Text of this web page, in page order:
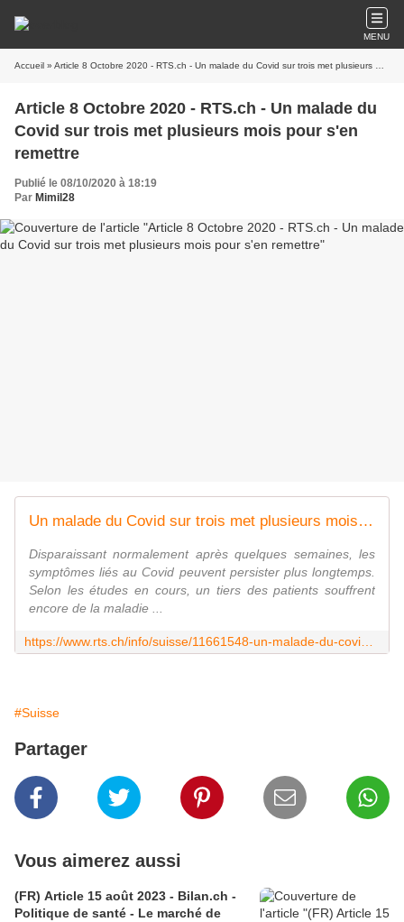
MENU
Accueil » Article 8 Octobre 2020 - RTS.ch - Un malade du Covid sur trois met plusieurs mois pour s'en remettre
Article 8 Octobre 2020 - RTS.ch - Un malade du
Covid sur trois met plusieurs mois pour s'en
remettre
Publié le 08/10/2020 à 18:19
Par Mimil28
Un malade du Covid sur trois met plusieurs mois pour s'en remettre
Disparaissant normalement après quelques semaines, les
symptômes liés au Covid peuvent persister plus longtemps.
Selon les études en cours, un tiers des patients souffrent
encore de la maladie ...
#Suisse
Partager
Vous aimerez aussi
(FR) Article 15 août 2023 - Bilan.ch -
Politique de santé - Le marché de